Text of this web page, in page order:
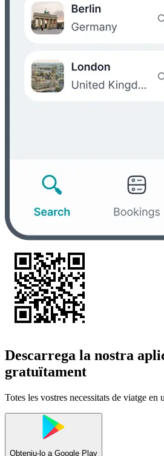
Descarrega la nostra
gratuïtament
Totes les vostres necessitats de viatge en
Obteniu-lo a Google Play